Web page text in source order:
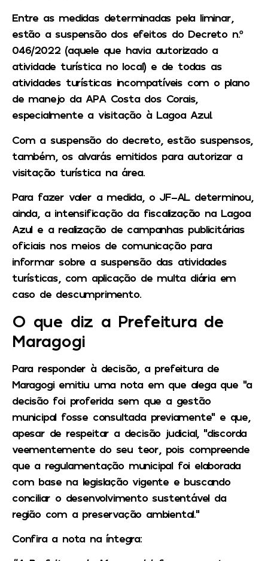
Entre as medidas determinadas pela liminar,
estão a suspensão dos efeitos do Decreto n.º
046/2022 (aquele que havia autorizado a
atividade turística no local) e de todas as
atividades turísticas incompatíveis com o plano
de manejo da APA Costa dos Corais,
especialmente a visitação à Lagoa Azul.
Com a suspensão do decreto, estão suspensos,
também, os alvarás emitidos para autorizar a
visitação turística na área.
Para fazer valer a medida, o JF-AL determinou,
ainda, a intensificação da fiscalização na Lagoa
Azul e a realização de campanhas publicitárias
oficiais nos meios de comunicação para
informar sobre a suspensão das atividades
turísticas, com aplicação de multa diária em
caso de descumprimento.
O que diz a Prefeitura de
Maragogi
Para responder à decisão, a prefeitura de
Maragogi emitiu uma nota em que alega que “a
decisão foi proferida sem que a gestão
municipal fosse consultada previamente” e que,
apesar de respeitar a decisão judicial, “discorda
veementemente do seu teor, pois compreende
que a regulamentação municipal foi elaborada
com base na legislação vigente e buscando
conciliar o desenvolvimento sustentável da
região com a preservação ambiental.”
Confira a nota na íntegra: